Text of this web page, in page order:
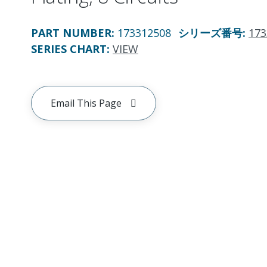
PART NUMBER: 173312508 シリーズ番号:
SERIES CHART: VIEW
Email This Page